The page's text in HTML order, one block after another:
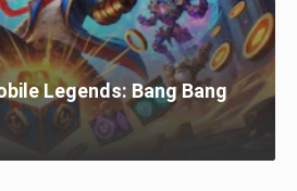
Legends: Bang Bang